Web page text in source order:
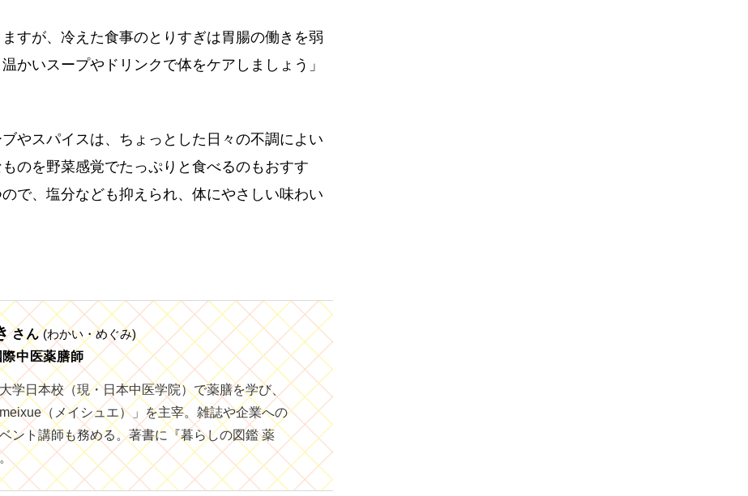
すが、冷えた食事のとりすぎは胃腸の働きを弱
かいスープやドリンクで体をケアしましょう」
やスパイスは、ちょっとした日々の不調によい
のを野菜感覚でたっぷりと食べるのもおすす
で、塩分なども抑えられ、体にやさしい味わい
さん (わかい・めぐみ)
中医薬膳師
学日本校（現・日本中医学院）で薬膳を学び、
（メイシュエ）」を主宰。雑誌や企業への
ント講師も務める。著書に『暮らしの図鑑 薬